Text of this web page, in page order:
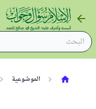
الموضوعية